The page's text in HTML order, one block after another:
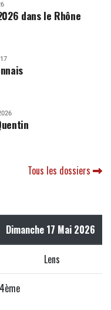
dans le Rhône
Tous les dossiers
Dimanche 17 Mai 2026
Lens